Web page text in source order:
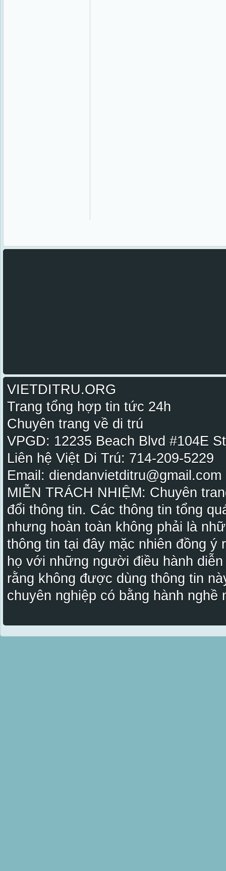
VIETDITRU.ORG
Trang tổng hợp tin tức 24h
Chuyên trang về di trú
VPGD: 12235 Beach Blvd #104E
Liên hệ Việt Di Trú: 714-209-5229
Email:
MIỄN TRÁCH NHIỆM: Chuyên
đổi thông tin. Các thông tin tổng
nhưng hoàn toàn không phải là
thông tin tại đây mặc nhiên đồng ý
họ với những người điều hành
rằng không được dùng thông tin
chuyên nghiệp có bằng hành